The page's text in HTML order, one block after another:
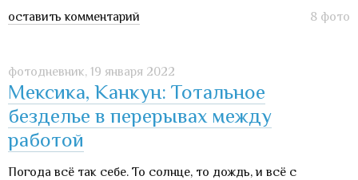
оставить комментарий 8 фото
фотодневник, 19 января 2022
Мексика, Канкун: Тотальное
безделье в перерывах между
работой
Погода всё так себе. То солнце, то дождь, и всё с